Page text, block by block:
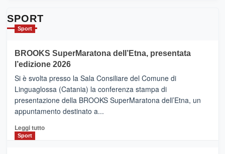
con
la
Al
via
i
collegamenti
SPORT
Sport
BROOKS SuperMaratona dell’Etna, presentata
l’edizione 2026
Si è svolta presso la Sala Consiliare del Comune di
Linguaglossa (Catania) la conferenza stampa di
presentazione della BROOKS SuperMaratona dell’Etna, un
appuntamento destinato a...
Leggi tuttoLeggi
Sport